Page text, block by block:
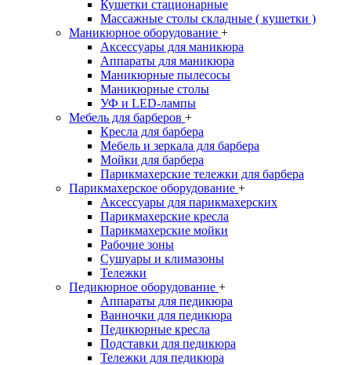
Кушетки стационарные
Массажные столы складные ( кушетки )
Маникюрное оборудование +
Аксессуары для маникюра
Аппараты для маникюра
Маникюрные пылесосы
Маникюрные столы
УФ и LED-лампы
Мебель для барберов +
Кресла для барбера
Мебель и зеркала для барбера
Мойки для барбера
Парикмахерские тележки для барбера
Парикмахерское оборудование +
Аксессуары для парикмахерских
Парикмахерские кресла
Парикмахерские мойки
Рабочие зоны
Сушуары и климазоны
Тележки
Педикюрное оборудование +
Аппараты для педикюра
Ванночки для педикюра
Педикюрные кресла
Подставки для педикюра
Тележки для педикюра